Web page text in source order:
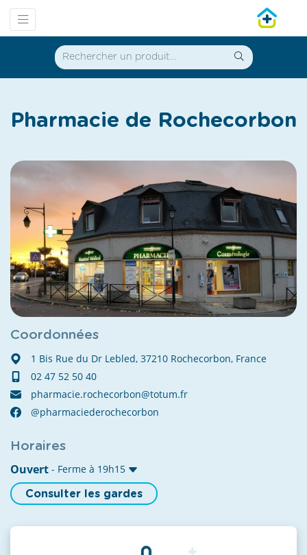
Pharmacie de Rochecorbon
Coordonnées
1 Bis Rue du Dr Lebled, 37210 Rochecorbon, France
02 47 52 50 40
pharmacie.rochecorbon@totum.fr
@pharmaciederochecorbon
Horaires
Ouvert - Ferme à 19h15
Consulter les gardes